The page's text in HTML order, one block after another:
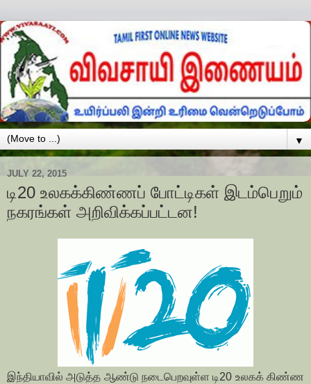
▼
JULY 22, 2015
டி20 உலகக்கிண்ணப் போட்டிகள் இடம்பெறும்
நகரங்கள் அறிவிக்கப்பட்டன!
இந்தியாவில் அடுத்த ஆண்டு நடைபெறவுள்ள டி20 உலகக் கிண்ண